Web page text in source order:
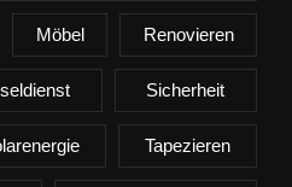
Möbel Renovieren
Sicherheit
Tapezieren